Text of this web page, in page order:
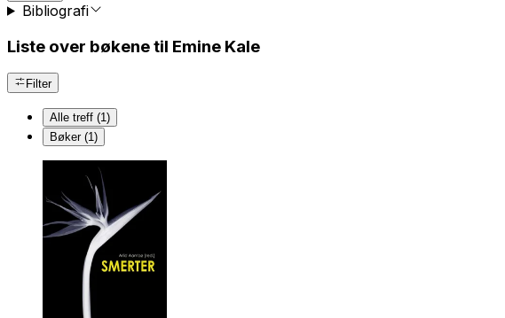
Bibliografi
Liste over bøkene til Emine Kale
Filter
Alle treff (1)
Bøker (1)